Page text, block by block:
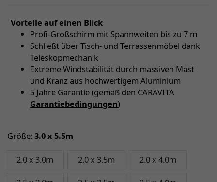
Vorteile auf einen Blick
Profi-Großschirm mit Spannweiten bis zu 7 m
Schließt über Tisch- und Terrassenmöbel dank
Teleskopmechanik
Extreme Windstabilität durch massiven Mast
und Kranz aus hochwertigem Aluminium
5 Jahre Garantie (gemäß den CARAVITA
Garantiebedingungen)
Größe: 3.0 x 5.5m
2.0 x 3.0m 2.0 x 3.5m 2.0 x 4.0m